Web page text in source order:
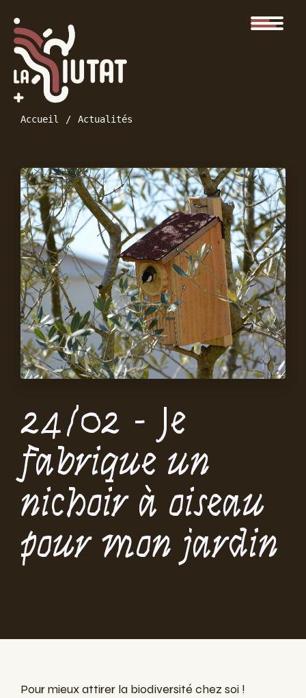
Accueil Actualités
24/02 - Je
fabrique un
nichoir à oiseau
pour mon jardin
Pour mieux attirer la biodiversité chez soi !